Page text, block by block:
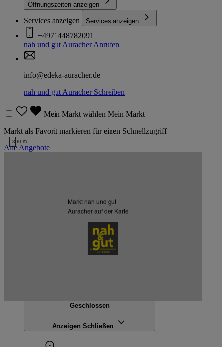
Öffnungszeiten anzeigen
Services anzeigen Services anzeigen
+4971448782091
nah und gut AuracherAnrufen
info@edeka-auracher.de
nah und gut AuracherSchreiben
Mein Markt wählen Mein Markt
Markt als Favorit markieren für einen Schnellzugriff
Alle Angebote
Markt nah und gut
Auracher auf der Karte
300 m
Kartenansicht
Geschlossen
Anzeigen Schließen